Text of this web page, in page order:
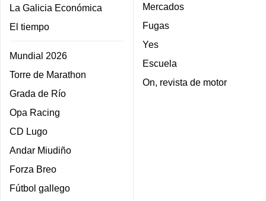
La Galicia Económica
El tiempo
Mundial 2026
Torre de Marathon
Grada de Río
Opa Racing
CD Lugo
Andar Miudiño
Forza Breo
Fútbol gallego
Mercados
Fugas
Yes
Escuela
On, revista de motor